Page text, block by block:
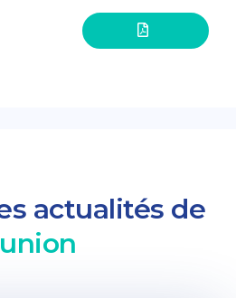
actualités de